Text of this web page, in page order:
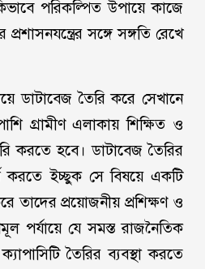
পরিকল্পিত উপায়ে কাজে
সঙ্গে সঙ্গতি রেখে
ডাটাবেজ তৈরি করে সেখানে
গ্রামীণ এলাকায় শিক্ষিত ও
করতে হবে। ডাটাবেজ তৈরির
করতে ইচ্ছুক সে বিষয়ে একটি
তাদের প্রয়োজনীয় প্রশিক্ষণ ও
পর্যায়ে যে সমস্ত রাজনৈতিক
তৈরির ব্যবস্থা করতে